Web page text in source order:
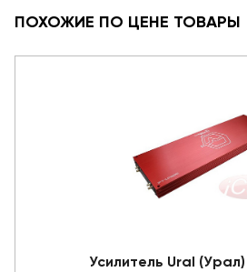
ПОХОЖИЕ ПО ЦЕНЕ ТОВАРЫ
Усилитель Ural